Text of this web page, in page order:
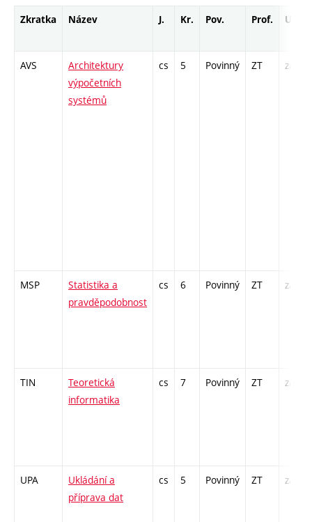
Zkratka Název J. Kr. Pov. Prof. Uk.
AVS
Architektury
výpočetních
systémů
cs 5 Povinný ZT zá,zk
MSP
Statistika a
pravděpodobnost
cs 6 Povinný ZT zá,zk
TIN
Teoretická
informatika
cs 7 Povinný ZT zá,zk
UPA
Ukládání a
příprava dat
cs 5 Povinný ZT zá,zk